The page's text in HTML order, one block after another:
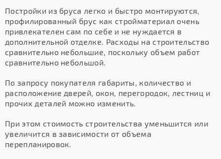
Постройки из бруса легко и быстро монтируются,
профилированный брус как стройматериал очень
привлекателен сам по себе и не нуждается в
дополнительной отделке. Расходы на строительство
сравнительно небольшие, поскольку объем работ
сравнительно небольшой.
По запросу покупателя габариты, количество и
расположение дверей, окон, перегородок, лестниц и
прочих деталей можно изменить.
При этом стоимость строительства уменьшится или
увеличится в зависимости от объема
перепланировок.